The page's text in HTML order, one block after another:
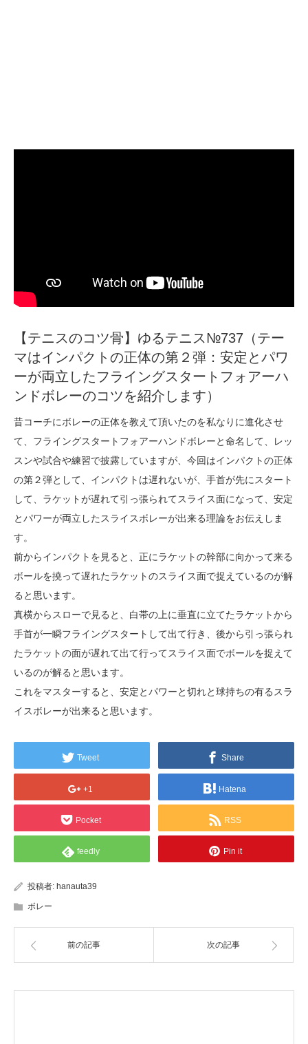
【テニスのコツ骨】ゆるテニス№737（テー
マはインパクトの正体の第２弾：安定とパワ
ーが両立したフライングスタートフォアーハ
ンドボレーのコツを紹介します）
昔コーチにボレーの正体を教えて頂いたのを私なりに進化させ
て、フライングスタートフォアーハンドボレーと命名して、レッ
スンや試合や練習で披露していますが、今回はインパクトの正体
の第２弾として、インパクトは遅れないが、手首が先にスタート
して、ラケットが遅れて引っ張られてスライス面になって、安定
とパワーが両立したスライスボレーが出来る理論をお伝えしま
す。
前からインパクトを見ると、正にラケットの幹部に向かって来る
ボールを撓って遅れたラケットのスライス面で捉えているのが解
ると思います。
真横からスローで見ると、白帯の上に垂直に立てたラケットから
手首が一瞬フライングスタートして出て行き、後から引っ張られ
たラケットの面が遅れて出て行ってスライス面でボールを捉えて
いるのが解ると思います。
これをマスターすると、安定とパワーと切れと球持ちの有るスラ
イスボレーが出来ると思います。
Tweet Share
+1 Hatena
Pocket RSS
feedly Pin it
投稿者: hanauta39
ボレー
前の記事 次の記事